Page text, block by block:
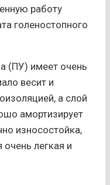
работу
голеностопного
(ПУ) имеет очень
весит и
а слой
амортизирует
износостойка,
легкая и